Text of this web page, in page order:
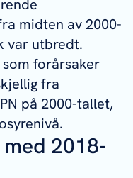
midten av 2000-
var utbredt.
forårsaker
fra
på 2000-tallet,
2018-